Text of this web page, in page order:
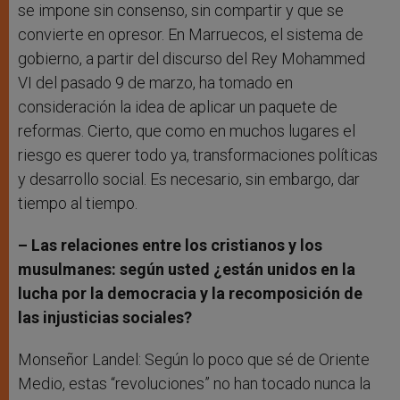
se impone sin consenso, sin compartir y que se
convierte en opresor. En Marruecos, el sistema de
gobierno, a partir del discurso del Rey Mohammed
VI del pasado 9 de marzo, ha tomado en
consideración la idea de aplicar un paquete de
reformas. Cierto, que como en muchos lugares el
riesgo es querer todo ya, transformaciones políticas
y desarrollo social. Es necesario, sin embargo, dar
tiempo al tiempo.
– Las relaciones entre los cristianos y los
musulmanes: según usted ¿están unidos en la
lucha por la democracia y la recomposición de
las injusticias sociales?
Monseñor Landel: Según lo poco que sé de Oriente
Medio, estas “revoluciones” no han tocado nunca la